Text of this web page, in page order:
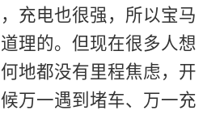
充电也很强，所以宝马
理的。但现在很多人想
地都没有里程焦虑，开
万一遇到堵车、万一充